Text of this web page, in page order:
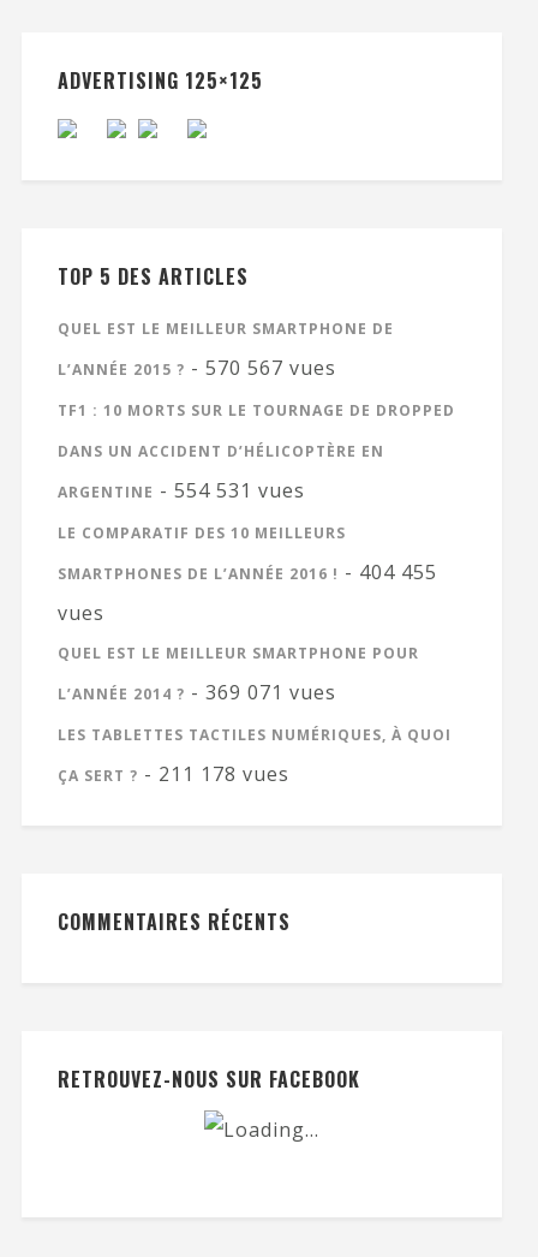
ADVERTISING 125×125
TOP 5 DES ARTICLES
QUEL EST LE MEILLEUR SMARTPHONE DE
L’ANNÉE 2015 ? - 570 567 vues
TF1 : 10 MORTS SUR LE TOURNAGE DE DROPPED
DANS UN ACCIDENT D’HÉLICOPTÈRE EN
ARGENTINE - 554 531 vues
LE COMPARATIF DES 10 MEILLEURS
SMARTPHONES DE L’ANNÉE 2016 ! - 404 455
vues
QUEL EST LE MEILLEUR SMARTPHONE POUR
L’ANNÉE 2014 ? - 369 071 vues
LES TABLETTES TACTILES NUMÉRIQUES, À QUOI
ÇA SERT ? - 211 178 vues
COMMENTAIRES RÉCENTS
RETROUVEZ-NOUS SUR FACEBOOK